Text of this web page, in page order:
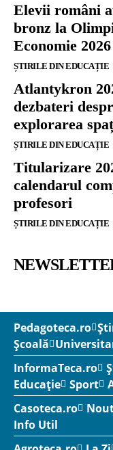
Elevii români
bronz la
Economie 2026
ȘTIRILE DIN EDUCAȚIE
Atlantykron
dezbateri
explorarea
ȘTIRILE DIN EDUCAȚIE
Titularizare
calendarul
profesori
ȘTIRILE DIN EDUCAȚIE
Pedagoteca.ro
Școală
InformaTeca.ro
Educație Sport
Casoteca.ro
Info Util